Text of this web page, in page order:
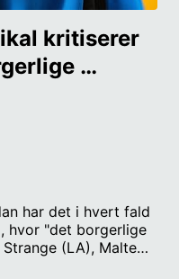
kritiserer
har det i hvert fald
hvor "det borgerlige
(LA), Malte